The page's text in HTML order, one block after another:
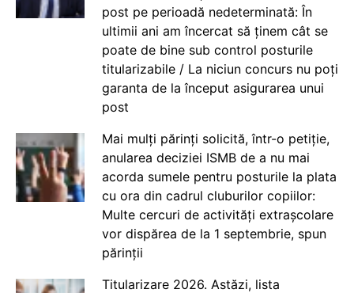
post pe perioadă nedeterminată: În
ultimii ani am încercat să ținem cât se
poate de bine sub control posturile
titularizabile / La niciun concurs nu poți
garanta de la început asigurarea unui
post
Mai mulți părinți solicită, într-o petiție,
anularea deciziei ISMB de a nu mai
acorda sumele pentru posturile la plata
cu ora din cadrul cluburilor copiilor:
Multe cercuri de activități extrașcolare
vor dispărea de la 1 septembrie, spun
părinții
Titularizare 2026. Astăzi, lista